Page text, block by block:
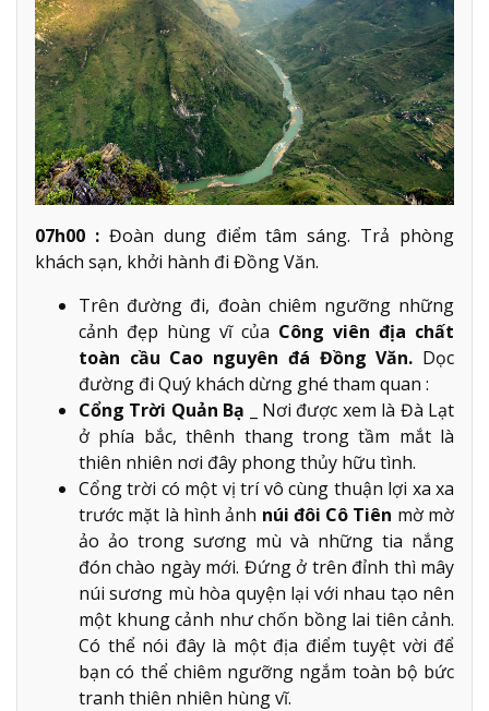
07h00 :Đoàn dung điểm tâm sáng. Trả phòng
khách sạn, khởi hành đi Đồng Văn.
Trên đường đi, đoàn chiêm ngưỡng những
cảnh đẹp hùng vĩ của Công viên địa chất
toàn cầu Cao nguyên đá Đồng Văn. Dọc
đường đi Quý khách dừng ghé tham quan :
Cổng Trời Quản Bạ _ Nơi được xem là Đà Lạt
ở phía bắc, thênh thang trong tầm mắt là
thiên nhiên nơi đây phong thủy hữu tình.
Cổng trời có một vị trí vô cùng thuận lợi xa xa
trước mặt là hình ảnh núi đôi Cô Tiên mờ mờ
ảo ảo trong sương mù và những tia nắng
đón chào ngày mới. Đứng ở trên đỉnh thì mây
núi sương mù hòa quyện lại với nhau tạo nên
một khung cảnh như chốn bồng lai tiên cảnh.
Có thể nói đây là một địa điểm tuyệt vời để
bạn có thể chiêm ngưỡng ngắm toàn bộ bức
tranh thiên nhiên hùng vĩ.